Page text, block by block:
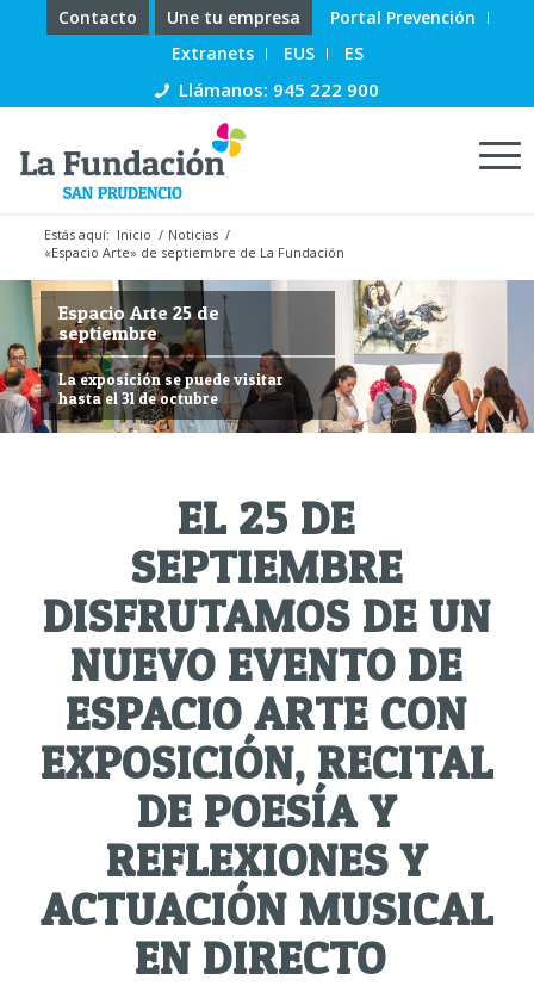
Contacto Une tu empresa
Portal Prevención
Extranets
EUS ES
Llámanos: 945 222 900
Estás aquí: Inicio / Noticias /
«Espacio Arte» de septiembre de La Fundación
Espacio Arte 25 de
septiembre
La exposición se puede visitar
hasta el 31 de octubre
EL 25 DE
SEPTIEMBRE
DISFRUTAMOS DE UN
NUEVO EVENTO DE
ESPACIO ARTE CON
EXPOSICIÓN, RECITAL
DE POESÍA Y
REFLEXIONES Y
ACTUACIÓN MUSICAL
EN DIRECTO